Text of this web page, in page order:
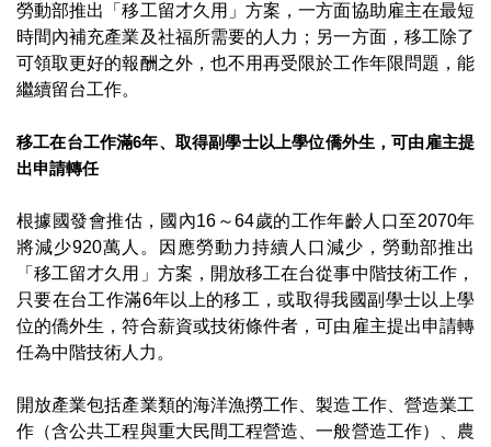
勞動部推出「移工留才久用」方案，一方面協助雇主在最短
時間內補充產業及社福所需要的人力；另一方面，移工除了
可領取更好的報酬之外，也不用再受限於工作年限問題，能
繼續留台工作。
移工在台工作滿6年、取得副學士以上學位僑外生，可由雇主提
出申請轉任
根據國發會推估，國內16～64歲的工作年齡人口至2070年
將減少920萬人。因應勞動力持續人口減少，勞動部推出
「移工留才久用」方案，開放移工在台從事中階技術工作，
只要在台工作滿6年以上的移工，或取得我國副學士以上學
位的僑外生，符合薪資或技術條件者，可由雇主提出申請轉
任為中階技術人力。
開放產業包括產業類的海洋漁撈工作、製造工作、營造業工
作（含公共工程與重大民間工程營造、一般營造工作）、農